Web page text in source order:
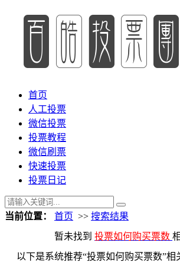
首页
人工投票
微信投票
投票教程
微信刷票
快速投票
投票日记
当前位置： 首页 >> 搜索结果
暂未找到 投票如何购买票数
以下是系统推荐“投票如何购买票数”相